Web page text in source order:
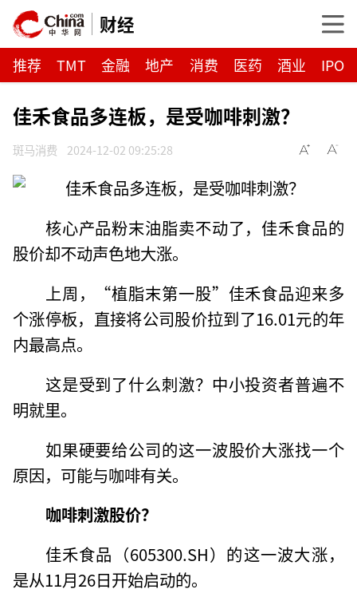
财经
推荐 TMT 金融 地产 消费 医药 酒业 IPO
佳禾食品多连板，是受咖啡刺激？
斑马消费 2024-12-02 09:25:28
核心产品粉末油脂卖不动了，佳禾食品的
股价却不动声色地大涨。
上周，“植脂末第一股”佳禾食品迎来多
个涨停板，直接将公司股价拉到了16.01元的年
内最高点。
这是受到了什么刺激？中小投资者普遍不
明就里。
如果硬要给公司的这一波股价大涨找一个
原因，可能与咖啡有关。
咖啡刺激股价？
佳禾食品（605300.SH）的这一波大涨，
是从11月26日开始启动的。